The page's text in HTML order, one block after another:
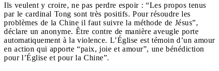
Ils veulent y croire, ne pas perdre espoir : “Les propos tenus
par le cardinal Tong sont très positifs. Pour résoudre les
problèmes de la Chine il faut suivre la méthode de Jésus”,
déclare un anonyme. Être contre de manière aveugle porte
automatiquement à la violence. L’Église est témoin d’un amour
en action qui apporte “paix, joie et amour”, une bénédiction
pour l’Église et pour la Chine”.